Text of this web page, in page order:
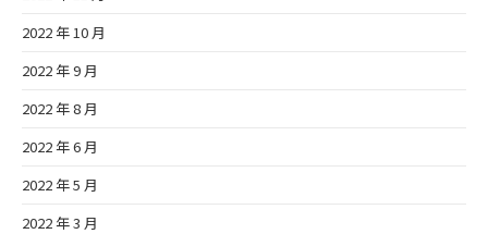
2022 年 10 月
2022 年 9 月
2022 年 8 月
2022 年 6 月
2022 年 5 月
2022 年 3 月